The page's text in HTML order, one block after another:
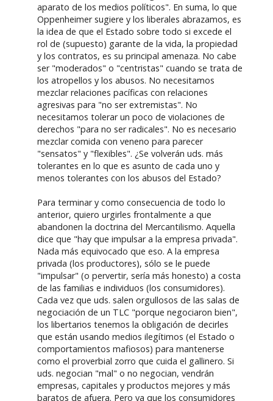
aparato de los medios políticos". En suma, lo que
Oppenheimer sugiere y los liberales abrazamos, es
la idea de que el Estado sobre todo si excede el
rol de (supuesto) garante de la vida, la propiedad
y los contratos, es su principal amenaza. No cabe
ser "moderados" o "centristas" cuando se trata de
los atropellos y los abusos. No necesitamos
mezclar relaciones pacíficas con relaciones
agresivas para "no ser extremistas". No
necesitamos tolerar un poco de violaciones de
derechos "para no ser radicales". No es necesario
mezclar comida con veneno para parecer
"sensatos" y "flexibles". ¿Se volverán uds. más
tolerantes en lo que es asunto de cada uno y
menos tolerantes con los abusos del Estado?
Para terminar y como consecuencia de todo lo
anterior, quiero urgirles frontalmente a que
abandonen la doctrina del Mercantilismo. Aquella
dice que "hay que impulsar a la empresa privada".
Nada más equivocado que eso. A la empresa
privada (los productores), sólo se le puede
"impulsar" (o pervertir, sería más honesto) a costa
de las familias e individuos (los consumidores).
Cada vez que uds. salen orgullosos de las salas de
negociación de un TLC "porque negociaron bien",
los libertarios tenemos la obligación de decirles
que están usando medios ilegítimos (el Estado o
comportamientos mafiosos) para mantenerse
como el proverbial zorro que cuida el gallinero. Si
uds. negocian "mal" o no negocian, vendrán
empresas, capitales y productos mejores y más
baratos de afuera. Pero ya que los consumidores